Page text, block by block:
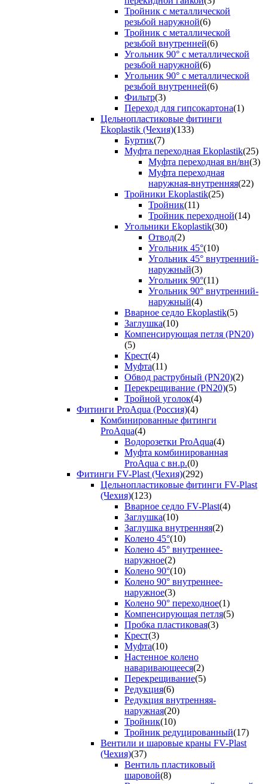
Тройник с металлической
резьбой наружной(6)
Тройник с металлической
резьбой внутренней(6)
Угольник 90° с металлической
резьбой наружной(6)
Угольник 90° с металлической
резьбой внутренней(6)
Фильтр(3)
Переход для гипсокартона(1)
Цельнопластиковые фитинги
Ekoplastik (Чехия)(133)
Буртик(7)
Муфта переходная Ekoplastik(25)
Муфта переходная вн/вн(3)
Муфта переходная
наружная-внутренняя(22)
Тройники Ekoplastik(25)
Тройник(11)
Тройник переходной(14)
Угольники Ekoplastik(30)
Отвод(2)
Угольник 45°(10)
Угольник 45° внутренний-
наружный(3)
Угольник 90°(11)
Угольник 90° внутренний-
наружный(4)
Вварное седло Ekoplastik(5)
Заглушка(10)
Компенсирующая петля (PN20)
(5)
Крест(4)
Муфта(11)
Обвод раструбный (PN20)(2)
Перекрещивание (PN20)(5)
Тройной уголок(4)
Фитинги ProAqua (Россия)(4)
Комбинированные фитинги
ProAqua(4)
Водорозетки ProAqua(4)
Муфта комбинированная
ProAqua с вн.р.(0)
Фитинги FV-Plast (Чехия)(292)
Цельнопластиковые фитинги FV-Plast
(Чехия)(123)
Вварное седло FV-Plast(4)
Заглушка(10)
Заглушка внутренняя(2)
Колено 45°(10)
Колено 45° внутреннее-
наружное(2)
Колено 90°(10)
Колено 90° внутреннее-
наружное(3)
Колено 90° переходное(1)
Компенсирующая петля(5)
Пробка пластиковая(3)
Крест(3)
Муфта(10)
Настенное колено
наваривающееся(2)
Перекрещивание(5)
Редукция(6)
Редукция внутренняя-
наружная(20)
Тройник(10)
Тройник редуцированный(17)
Вентили и шаровые краны FV-Plast
(Чехия)(37)
Вентиль пластиковый
шаровой(8)